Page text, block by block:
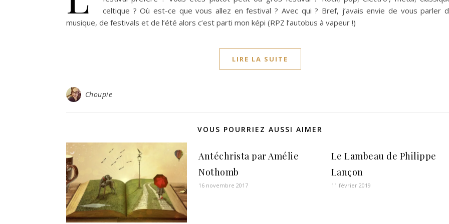
celtique ? Où est-ce que vous allez en festival ? Avec qui ? Bref, j’avais envie de vous parler
musique, de festivals et de l’été alors c’est parti mon képi (RPZ l’autobus à vapeur !)
LIRE LA SUITE
Choupie
VOUS POURRIEZ AUSSI AIMER
Antéchrista par Amélie
Nothomb
16 novembre 2017
Le Lambeau de Philippe
Lançon
11 février 2019